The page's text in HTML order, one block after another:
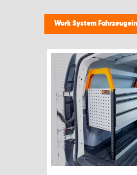
Work System